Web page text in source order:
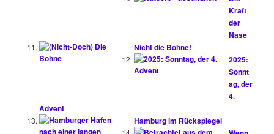
Kraft
der
Nase
Nicht die Bohne!
2025:
Sonnt
ag, der
4.
Advent
Hamburg im Rückspiegel